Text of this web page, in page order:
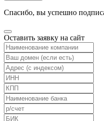
Спасибо, вы успешно
Оставить заявку на сайт